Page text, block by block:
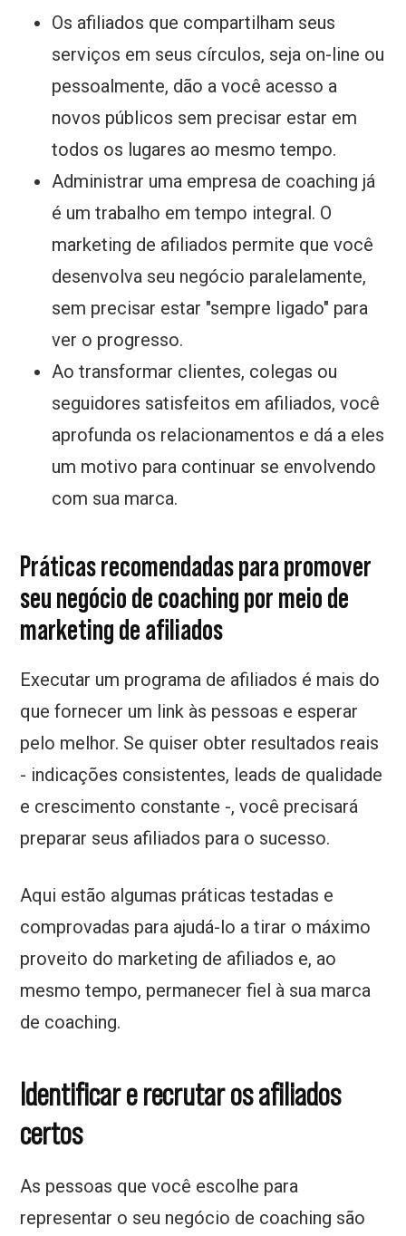
Os afiliados que compartilham seus
serviços em seus círculos, seja on-line ou
pessoalmente, dão a você acesso a
novos públicos sem precisar estar em
todos os lugares ao mesmo tempo.
Administrar uma empresa de coaching já
é um trabalho em tempo integral. O
marketing de afiliados permite que você
desenvolva seu negócio paralelamente,
sem precisar estar "sempre ligado" para
ver o progresso.
Ao transformar clientes, colegas ou
seguidores satisfeitos em afiliados, você
aprofunda os relacionamentos e dá a eles
um motivo para continuar se envolvendo
com sua marca.
Práticas recomendadas para promover
seu negócio de coaching por meio de
marketing de afiliados
Executar um programa de afiliados é mais do
que fornecer um link às pessoas e esperar
pelo melhor. Se quiser obter resultados reais
- indicações consistentes, leads de qualidade
e crescimento constante -, você precisará
preparar seus afiliados para o sucesso.
Aqui estão algumas práticas testadas e
comprovadas para ajudá-lo a tirar o máximo
proveito do marketing de afiliados e, ao
mesmo tempo, permanecer fiel à sua marca
de coaching.
Identificar e recrutar os afiliados
certos
As pessoas que você escolhe para
representar o seu negócio de coaching são